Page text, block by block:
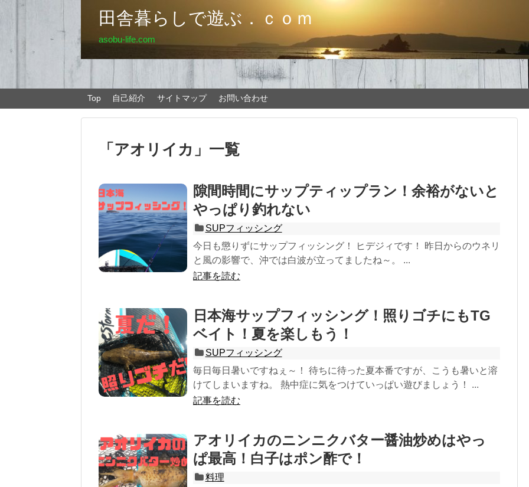
田舎暮らしで遊ぶ．ｃｏｍ
asobu-life.com
Top 自己紹介 サイトマップ お問い合わせ
「 アオリイカ 」 一覧
隙間時間にサップティップラン！余裕がないと
やっぱり釣れない
SUPフィッシング
今日も懲りずにサップフィッシング！ ヒデジィです！ 昨日からのウネリ
と風の影響で、沖では白波が立ってましたね～。 ...
記事を読む
日本海サップフィッシング！照りゴチにもTG
ベイト！夏を楽しもう！
SUPフィッシング
毎日毎日暑いですねぇ～！ 待ちに待った夏本番ですが、こうも暑いと溶
けてしまいますね。 熱中症に気をつけていっぱい遊びましょう！ ...
記事を読む
アオリイカのニンニクバター醤油炒めはやっ
ぱ最高！白子はポン酢で！
料理